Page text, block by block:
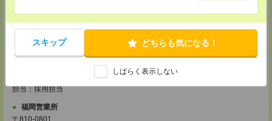
スキップ どちらも気になる！
しばらく表示しない
FAX：0120-934-504
担当：採用担当
松山営業所
〒790-0003
担当：採用担当
福岡営業所
〒810-0801